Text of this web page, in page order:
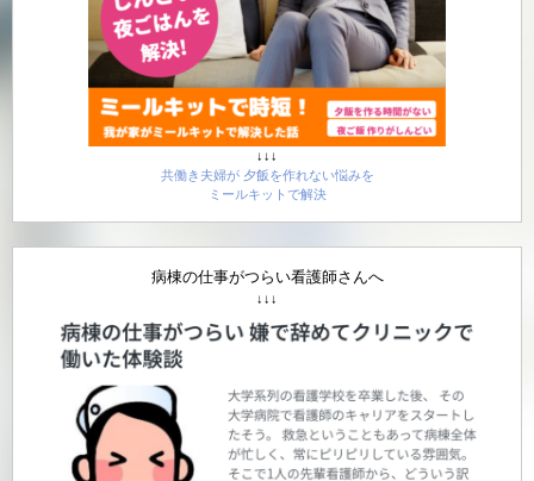
↓↓↓
共働き夫婦が 夕飯を作れない悩みを
ミールキットで解決
病棟の仕事がつらい看護師さんへ
↓↓↓